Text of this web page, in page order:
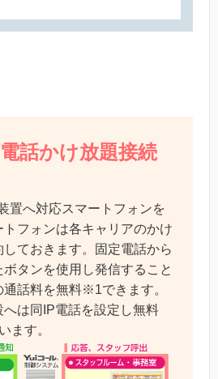
話かけ放題接続
置へ対応スマートフォンを
フォンは各キャリアのかけ
ておきます。固定電話から
タンを使用し発信すること
話料を無料※1できます。
へは同IP電話を設定し無料
ます。